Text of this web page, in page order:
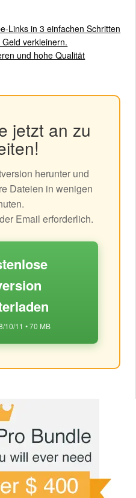
Links in 3 einfachen Schritten
verkleinern.
und hohe Qualität
jetzt an zu
herunter und
Dateien in wenigen
Email erforderlich.
10/11 • 70 MB